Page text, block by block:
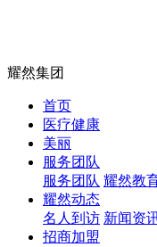
耀然集团
首页
医疗健康
美丽
服务团队
服务团队 耀然教
耀然动态
名人到访 新闻资
招商加盟